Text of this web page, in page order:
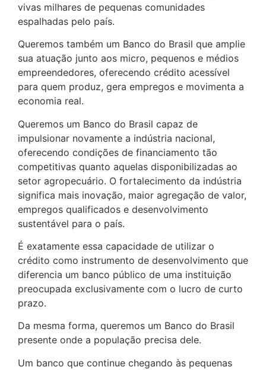
vivas milhares de pequenas comunidades
espalhadas pelo país.
Queremos também um Banco do Brasil que amplie
sua atuação junto aos micro, pequenos e médios
empreendedores, oferecendo crédito acessível
para quem produz, gera empregos e movimenta a
economia real.
Queremos um Banco do Brasil capaz de
impulsionar novamente a indústria nacional,
oferecendo condições de financiamento tão
competitivas quanto aquelas disponibilizadas ao
setor agropecuário. O fortalecimento da indústria
significa mais inovação, maior agregação de valor,
empregos qualificados e desenvolvimento
sustentável para o país.
É exatamente essa capacidade de utilizar o
crédito como instrumento de desenvolvimento que
diferencia um banco público de uma instituição
preocupada exclusivamente com o lucro de curto
prazo.
Da mesma forma, queremos um Banco do Brasil
presente onde a população precisa dele.
Um banco que continue chegando às pequenas